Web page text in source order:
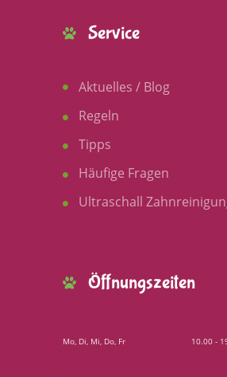
Service
Aktuelles / Blog
Regeln
Tipps
Häufige Fragen
Ultraschall
Öffnungszeiten
Mo, Di, Mi, Do, Fr 10.00 -